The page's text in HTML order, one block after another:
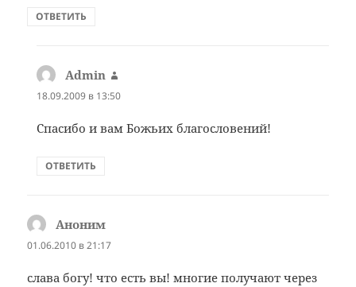
ОТВЕТИТЬ
Admin
18.09.2009 в 13:50
Спасибо и вам Божьих благословений!
ОТВЕТИТЬ
Аноним
01.06.2010 в 21:17
слава богу! что есть вы! многие получают через